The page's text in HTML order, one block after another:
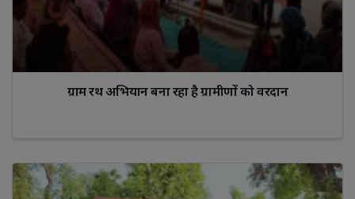
ग्राम रथ अभियान बना रहा है ग्रामीणों को वरदान